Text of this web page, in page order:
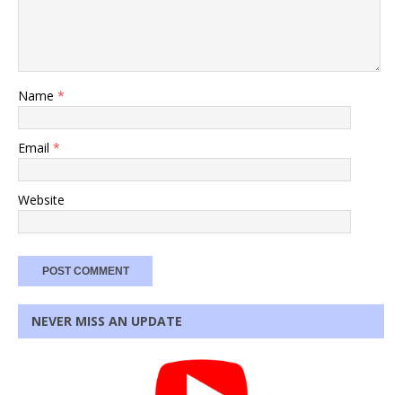
Name *
Email *
Website
NEVER MISS AN UPDATE